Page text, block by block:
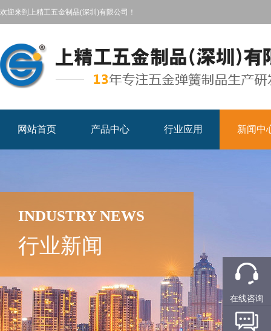
欢迎来到上精工五金制品(深圳)有限公司！
网站首页 产品中心 行业应用 新闻中
INDUSTRY NEWS
行业新闻
在线咨询